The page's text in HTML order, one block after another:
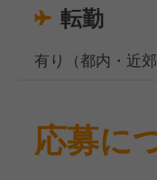
転勤
有り（都内・近
応募に